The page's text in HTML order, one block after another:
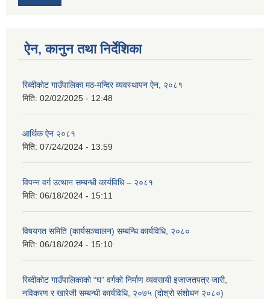
ऐन, कानुन तथा निर्देशिका
रिब्दीकोट गाउँपालिका मठ-मन्दिर व्यवस्थापन ऐन, २०८१
मिति: 02/02/2025 - 12:48
आर्थिक ऐन २०८१
मिति: 07/24/2024 - 13:59
विपन्न वर्ग उत्थान सम्बन्धी कार्यविधि – २०८१
मिति: 06/18/2024 - 15:11
विषयगत समिति (कार्यसञ्चालन) सम्बन्धि कार्यविधि, २०८०
मिति: 06/18/2024 - 15:10
रिब्दीकोट गाउँपालिकाको “घ” वर्गको निर्माण व्यवसायी इजाजतपत्र जारी,
नविकरण र खारेजी सम्बन्धी कार्यविधि, २०७५ (दोश्रो संशोधन २०८०)